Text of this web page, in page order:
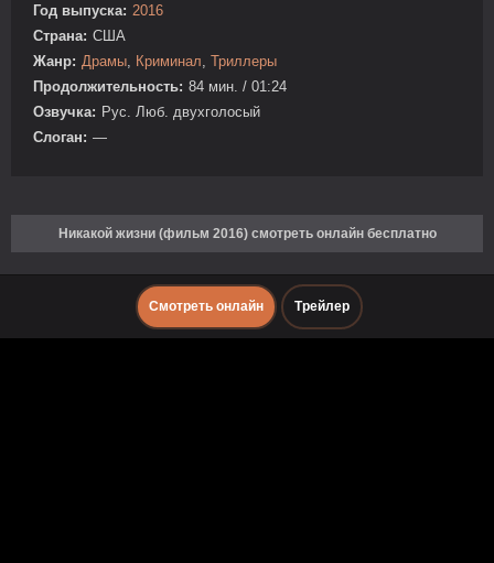
Год выпуска: 2016
Страна: США
Жанр: Драмы Криминал Триллеры
Продолжительность: 84 мин. / 01:24
Озвучка: Рус. Люб. двухголосый
Слоган: —
Никакой жизни (фильм 2016) смотреть онлайн бесплатно
Смотреть онлайн Трейлер